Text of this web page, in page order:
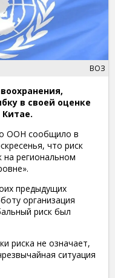
ВОЗ
в своей оценке
Китае.
ООН сообщило в
что риск
региональном
предыдущих
организация
риск был
риска не означает,
ситуация